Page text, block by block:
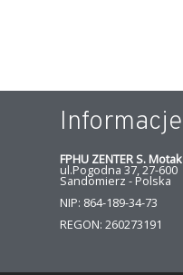
FPHU ZENTER S. Motak
ul.Pogodna 37, 27-600
Sandomierz - Polska
NIP: 864-189-34-73
REGON: 260273191